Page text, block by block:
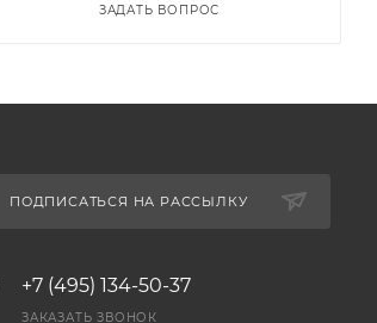
ЗАДАТЬ ВОПРОС
ПОДПИСАТЬСЯ НА РАССЫЛКУ
+7 (495) 134-50-37
ЗАКАЗАТЬ ЗВОНОК